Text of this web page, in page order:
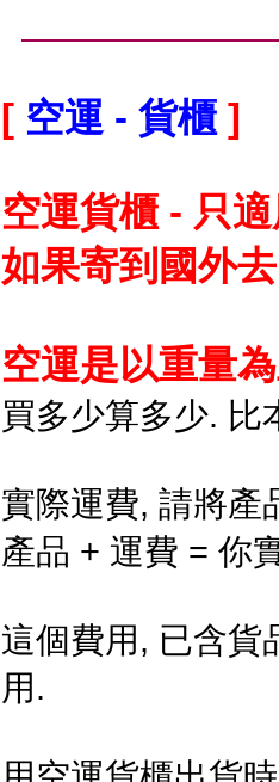
[ 空運 - 貨櫃 ]
空運貨櫃 - 只
如果寄到國外
空運是以重量
買多少算多少. 比
實際運費, 請將產
產品 + 運費 = 你
這個費用, 已含貨
用.